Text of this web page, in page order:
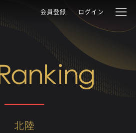
会員登録 ログイン
北陸